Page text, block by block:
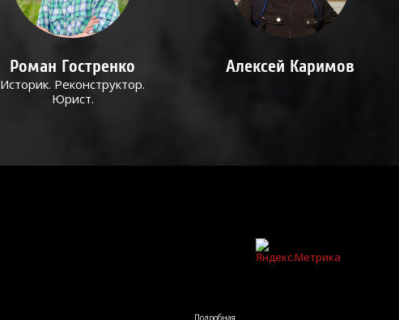
Роман Гостренко
Историк. Реконструктор.
Юрист.
Алексей Каримов